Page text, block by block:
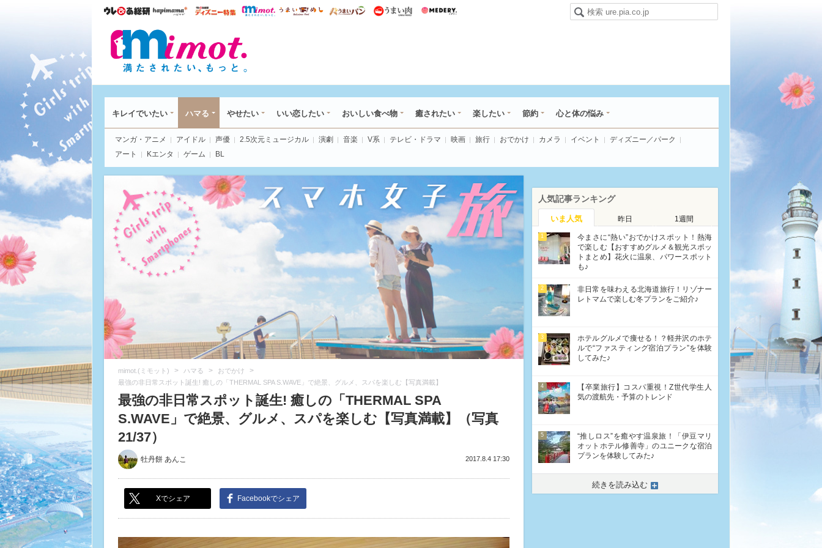
ウレぴあ総研ハピママ* ウレぴあ総研 ディズニー特集
mimot. うまいめし うまいパン うまい肉
キレイでいたい ハマる やせたい いい恋したい おいしい食べ物 癒されたい 楽したい 節約 心と体の悩み
マンガ・アニメ アイドル 声優 2.5次元ミュージカル 演劇 音楽 V系 テレビ・ドラマ 映画 旅行 おでかけ カメラ イベント
ディズニー／パーク
アート
Kエンタ ゲーム BL
mimot.(ミモット) > ハマる > おでかけ >
最強の非日常スポット誕生! 癒しの「THERMAL SPA S.WAVE」で絶景、グルメ、スパを楽しむ【写真満載】
最強の非日常スポット誕生! 癒しの「THERMAL SPA
S.WAVE」で絶景、グルメ、スパを楽しむ【写真満載】（写真
21/37）
牡丹餅 あんこ 2017.8.4 17:30
Xでシェア Facebookでシェア
人気記事ランキング
いま人気 昨日 1週間
1
今まさに“熱い”おでかけスポット！熱海
で楽しむ【おすすめグルメ＆観光スポッ
トまとめ】花火に温泉、パワースポット
も♪
2
非日常を味わえる北海道旅行！リゾナー
レトマムで楽しむ冬プランをご紹介♪
3
ホテルグルメで痩せる！？軽井沢のホテ
ルで“ファスティング宿泊プラン”を体験
してみた♪
4
【卒業旅行】コスパ重視！Z世代学生人
気の渡航先・予算のトレンド
5
“推しロス”を癒やす温泉旅！「伊豆マリ
オットホテル修善寺」のユニークな宿泊
プランを体験してみた♪
続きを読み込む